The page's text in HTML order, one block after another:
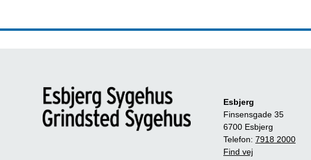
Esbjerg
Finsensgade 35
6700 Esbjerg
Telefon: 7918 2000
Find vej